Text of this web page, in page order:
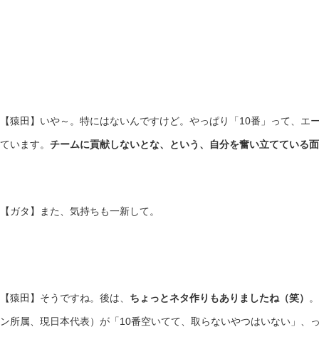
【猿田】いや～。特にはないんですけど。やっぱり「10番」って、エ
ています。 チームに貢献しないとな、という、自分を奮い立てている
【ガタ】また、気持ちも一新して。
【猿田】そうですね。後は、 ちょっとネタ作りもありましたね（笑）
ン所属、現日本代表）が「10番空いてて、取らないやつはいない」、